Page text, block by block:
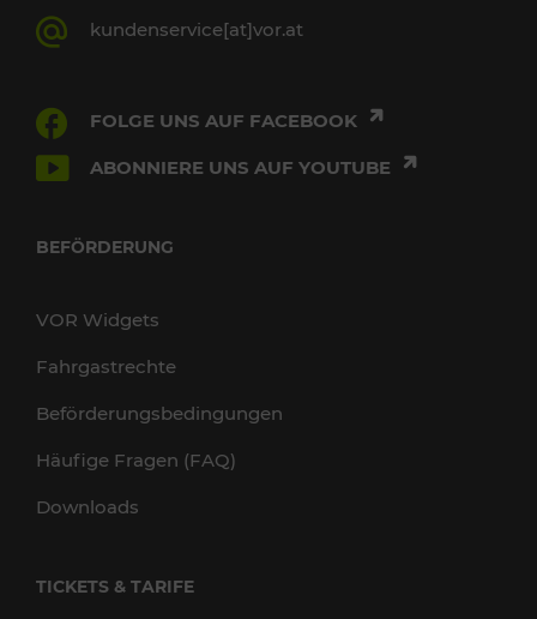
kundenservice[at]vor.at
FOLGE UNS AUF FACEBOOK
ABONNIERE UNS AUF YOUTUBE
BEFÖRDERUNG
VOR Widgets
Fahrgastrechte
Beförderungsbedingungen
Häufige Fragen (FAQ)
Downloads
TICKETS & TARIFE